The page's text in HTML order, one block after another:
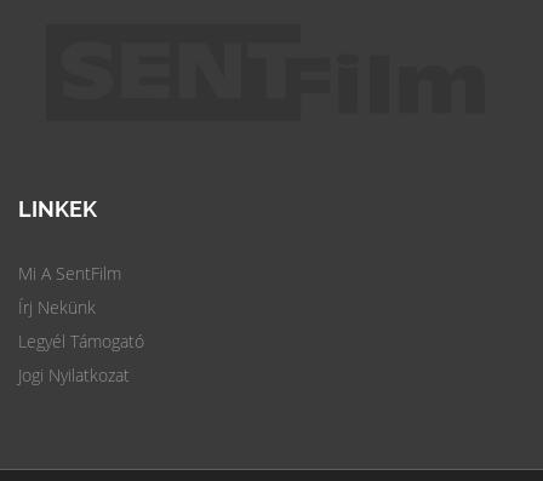
LINKEK
Mi A SentFilm
Írj Nekünk
Legyél Támogató
Jogi Nyilatkozat